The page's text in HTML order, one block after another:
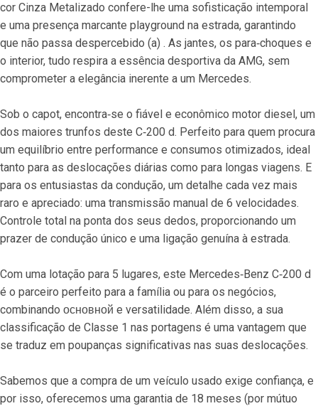
cor Cinza Metalizado confere-lhe uma sofisticação intemporal
e uma presença marcante playground na estrada, garantindo
que não passa despercebido (a) . As jantes, os para‐choques e
o interior, tudo respira a essência desportiva da AMG, sem
comprometer a elegância inerente a um Mercedes.
Sob o capot, encontra‐se o fiável e econômico motor diesel, um
dos maiores trunfos deste C‐200 d. Perfeito para quem procura
um equilíbrio entre performance e consumos otimizados, ideal
tanto para as deslocações diárias como para longas viagens. E
para os entusiastas da condução, um detalhe cada vez mais
raro e apreciado: uma transmissão manual de 6 velocidades.
Controle total na ponta dos seus dedos, proporcionando um
prazer de condução único e uma ligação genuína à estrada.
Com uma lotação para 5 lugares, este Mercedes‐Benz C‐200 d
é o parceiro perfeito para a família ou para os negócios,
combinando основной e versatilidade. Além disso, a sua
classificação de Classe 1 nas portagens é uma vantagem que
se traduz em poupanças significativas nas suas deslocações.
Sabemos que a compra de um veículo usado exige confiança, e
por isso, oferecemos uma garantia de 18 meses (por mútuo